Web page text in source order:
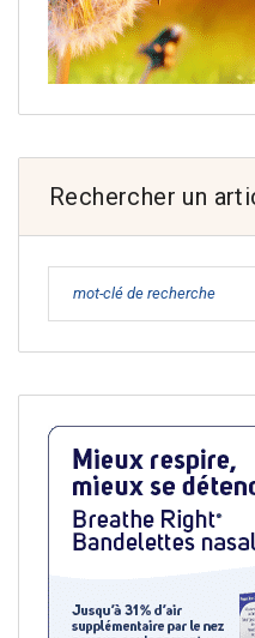
Rechercher un